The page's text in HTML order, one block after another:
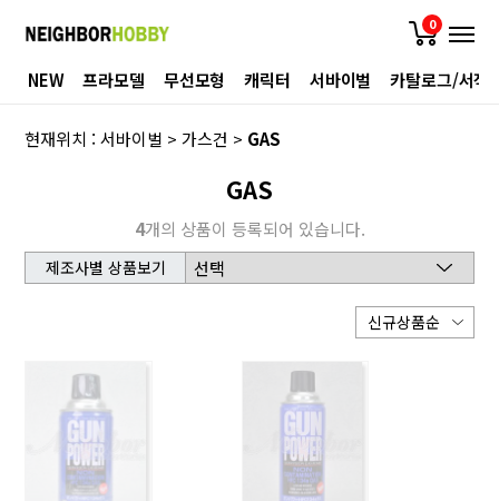
0
NEW 프라모델 무선모형 캐릭터 서바이벌 카탈로그/서적
현재위치 :서바이벌 >가스건 > GAS
GAS
4개의 상품이 등록되어 있습니다.
제조사별 상품보기